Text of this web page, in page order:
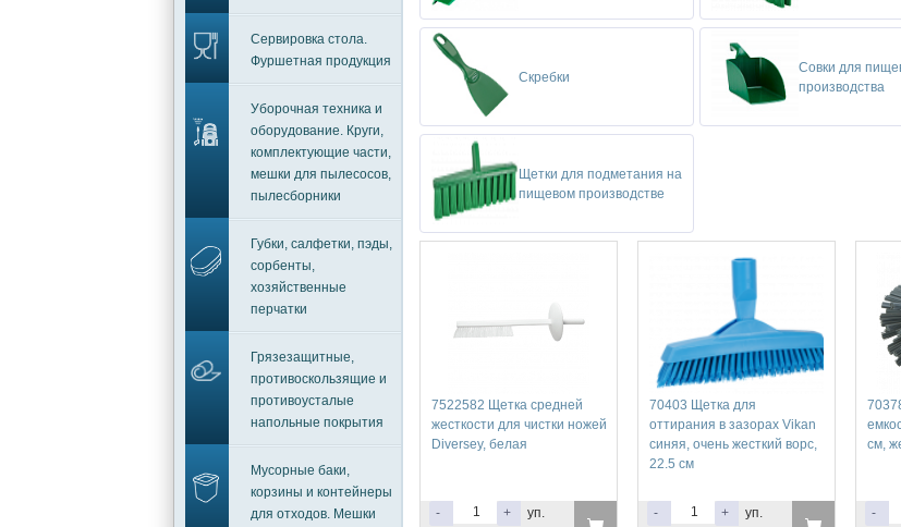
Сервировка стола.
Фуршетная продукция
Уборочная техника и
оборудование. Круги,
комплектующие части,
мешки для пылесосов,
пылесборники
Губки, салфетки, пэды,
сорбенты,
хозяйственные
перчатки
Грязезащитные,
противоскользящие и
противоусталые
напольные покрытия
Мусорные баки,
корзины и контейнеры
для отходов. Мешки
Скребки
Совки для
производства
Щетки для подметания на
пищевом производстве
7522582 Щетка средней
жесткости для чистки ножей
Diversey, белая
- +
уп.
70403 Щетка для
оттирания в зазорах Vikan
синяя, очень жесткий ворс,
22.5 см
- +
уп.
см,
-